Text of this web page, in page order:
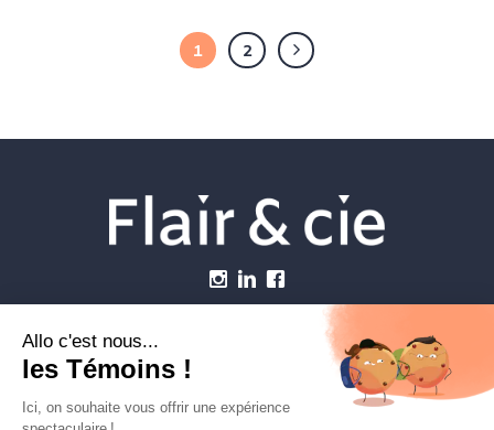
1 2
Établissements vétérinaires
Carrière